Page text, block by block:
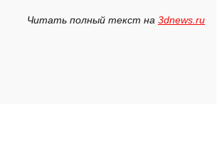
Читать полный текст на 3dnews.ru